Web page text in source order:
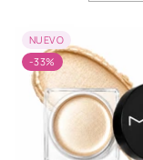
NUEVO
-33%